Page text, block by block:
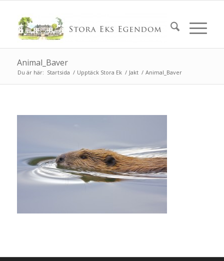
Animal_Baver
Du är här: Startsida / Upptäck Stora Ek / Jakt / Animal_Baver